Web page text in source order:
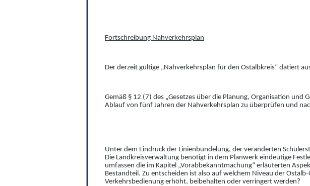
Fortschreibung Nahverkehrsplan
Der derzeit gültige „Nahverkehrsplan für den Ostalbkreis“ datiert
Gemäß § 12 (7) des „Gesetzes über die Planung, Organisation und
Ablauf von fünf Jahren der Nahverkehrsplan zu überprüfen und
Unter dem Eindruck der Linienbündelung, der veränderten
Die Landkreisverwaltung benötigt in dem Planwerk eindeutige
umfassen die im Kapitel „Vorabbekanntmachung“ erläuterten
Bestandteil. Zu entscheiden ist also auf welchem Niveau der
Verkehrsbedienung erhöht, beibehalten oder verringert werden?